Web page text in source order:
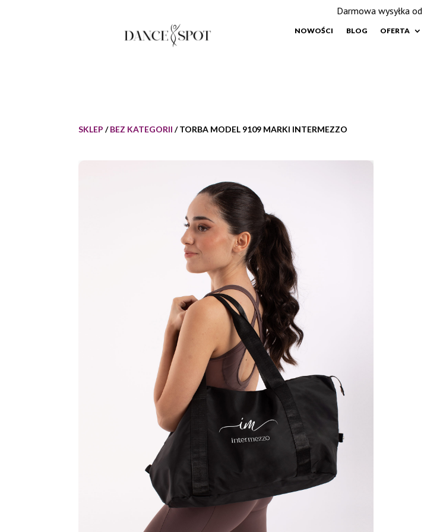
NOWOŚCI BLOG OFERTA
SKLEP /BEZ KATEGORII / TORBA MODEL 9109 MARKI INTERMEZZO
Darmowa wysyłka od